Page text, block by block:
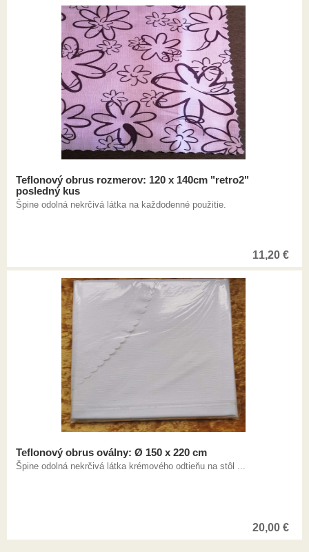
Teflonový obrus rozmerov: 120 x 140cm "retro2"
posledný kus
Špine odolná nekrčivá látka na každodenné použitie.
11,20 €
Teflonový obrus oválny: Ø 150 x 220 cm
Špine odolná nekrčivá látka krémového odtieňu na stôl ...
20,00 €